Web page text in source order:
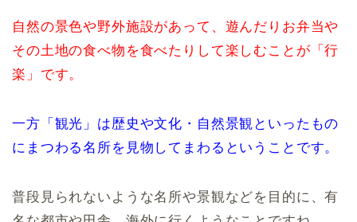
自然の景色や野外施設があって、遊んだりお弁当や
その土地の食べ物を食べたりして楽しむことが「行
楽」です。
一方「観光」は歴史や文化・自然景観といったもの
にまつわる名所を見物してまわるということです。
普段見られないような名所や景観などを目的に、有